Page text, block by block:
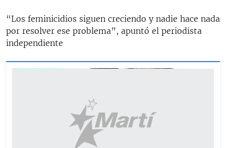
“Los feminicidios siguen creciendo y nadie hace nada
por resolver ese problema”, apuntó el periodista
independiente